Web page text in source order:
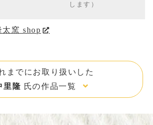
します）
窯 shop
までにお取り扱いした
里隆 氏の作品一覧